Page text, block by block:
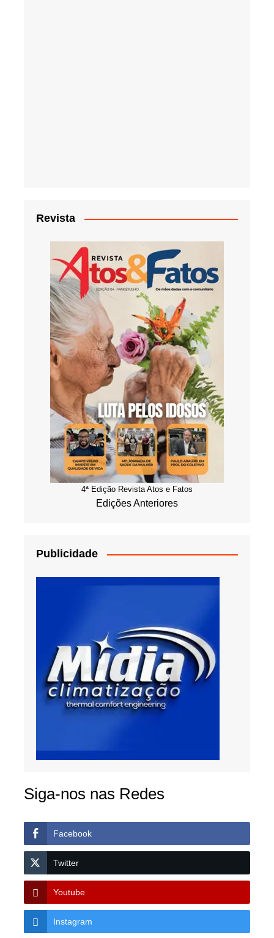
Revista
4ª Edição Revista Atos e Fatos
Edições Anteriores
Publicidade
Siga-nos nas Redes
Facebook
Twitter
Youtube
Instagram